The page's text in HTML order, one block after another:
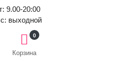
9.00-20:00
выходной
Корзина
0